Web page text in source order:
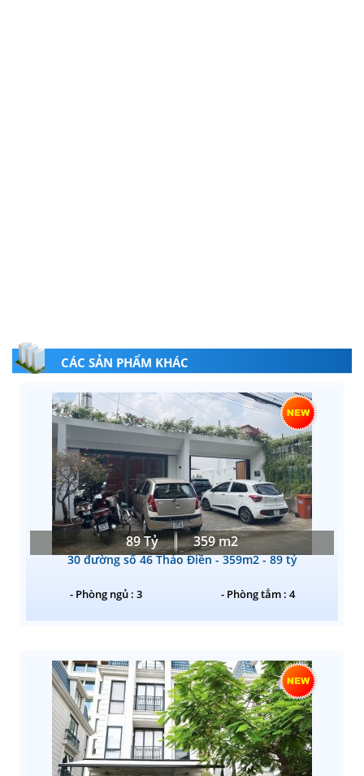
CÁC SẢN PHẨM KHÁC
89 Tỷ 359 m2
30 đường số 46 Thảo Điền - 359m2 - 89 tỷ
- Phòng ngủ : 3 - Phòng tắm : 4